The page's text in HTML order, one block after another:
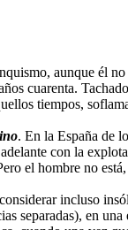
aunque él
cuarenta.
tiempos,
. En la España de
con la
el hombre no
incluso
separadas), en